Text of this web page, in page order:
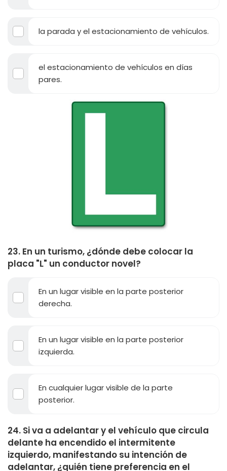
la parada y el estacionamiento de vehículos.
el estacionamiento de vehículos en días
pares.
23. En un turismo, ¿dónde debe colocar la
placa "L" un conductor novel?
En un lugar visible en la parte posterior
derecha.
En un lugar visible en la parte posterior
izquierda.
En cualquier lugar visible de la parte
posterior.
24. Si va a adelantar y el vehículo que circula
delante ha encendido el intermitente
izquierdo, manifestando su intención de
adelantar, ¿quién tiene preferencia en el